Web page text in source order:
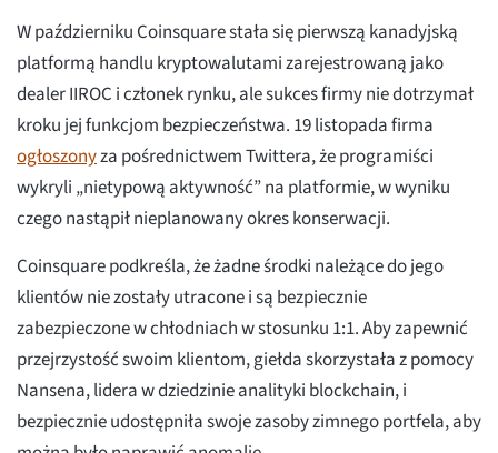
W październiku Coinsquare stała się pierwszą kanadyjską
platformą handlu kryptowalutami zarejestrowaną jako
dealer IIROC i członek rynku, ale sukces firmy nie dotrzymał
kroku jej funkcjom bezpieczeństwa. 19 listopada firma
ogłoszonyza pośrednictwem Twittera, że programiści
wykryli „nietypową aktywność” na platformie, w wyniku
czego nastąpił nieplanowany okres konserwacji.
Coinsquare podkreśla, że żadne środki należące do jego
klientów nie zostały utracone i są bezpiecznie
zabezpieczone w chłodniach w stosunku 1:1. Aby zapewnić
przejrzystość swoim klientom, giełda skorzystała z pomocy
Nansena, lidera w dziedzinie analityki blockchain, i
bezpiecznie udostępniła swoje zasoby zimnego portfela, aby